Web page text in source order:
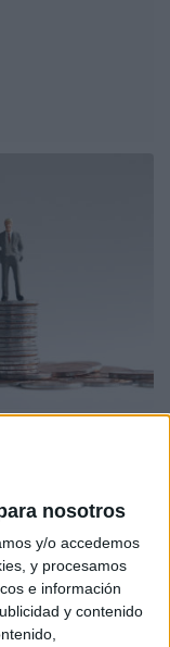
nosotros
y/o accedemos
y procesamos
e información
y contenido
hablamos de
marcada- la
y domestico no
de algunos
últimos años, no
haya igualdad
y son ellas las
de vivir en la